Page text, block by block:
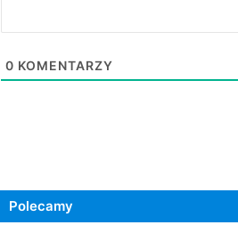
0 KOMENTARZY
Polecamy